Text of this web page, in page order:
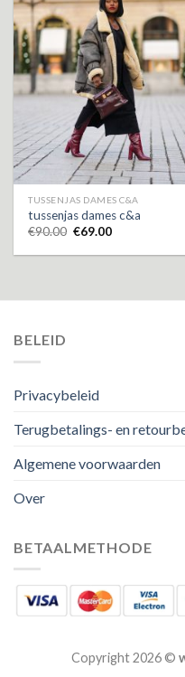
TUSSENJAS DAMES C&A
tussenjas dames c&a
€90.00 €69.00
BELEID
Privacybeleid
Terugbetalings- en
Algemene voorwaarden
Over
BETAALMETHODE
Copyright 2026 ©